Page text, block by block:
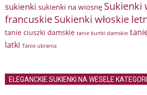
sukienki sukienki na wiosnę Sukienki
francuskieSukienki włoskie
tanie ciuszki damskie tanie kurtki damskie
latki Tanie ubrania
ELEGANCKIE SUKIENKI NA WESELE